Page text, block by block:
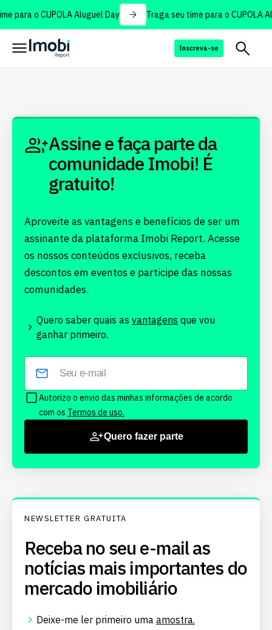
para o CUPOLA Aluguel Day Traga seu time para o CUPOLA
Inscreva-se
Assine e faça parte da
comunidade Imobi! É
gratuito!
Aproveite as vantagens e benefícios de ser um
assinante da plataforma Imobi Report. Acesse
os nossos conteúdos exclusivos, receba
descontos em eventos e participe das nossas
comunidades.
Quero saber quais as vantagens que vou
ganhar primeiro.
Autorizo o envio das minhas informações de acordo
com os Termos de uso.
Quero fazer parte
NEWSLETTER GRATUITA
Receba no seu e-mail as
notícias mais importantes do
mercado imobiliário
Deixe-me ler primeiro uma amostra.